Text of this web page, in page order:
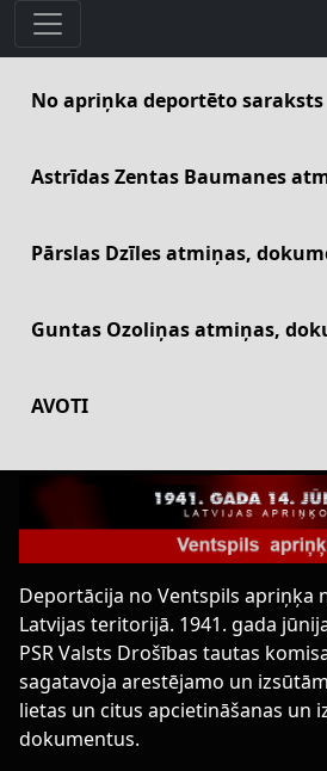
No apriņka deportēto saraksts
Astrīdas Zentas Baumanes
Pārslas Dzīles atmiņas,
Guntas Ozoliņas atmiņas,
AVOTI
Deportācija no Ventspils apriņķa
Latvijas teritorijā. 1941. gada
PSR Valsts Drošības tautas
sagatavoja arestējamo un
lietas un citus apcietināšanas un
dokumentus.